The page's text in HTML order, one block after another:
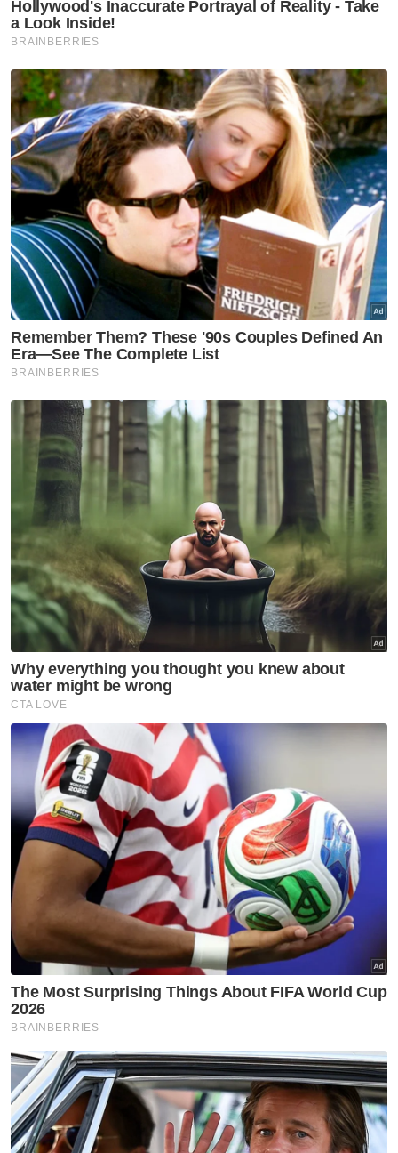
"Muda juga menantikan penjelasan dari rakan
sekutunya Menteri Komunikasi dan Digital,
Fahmi Fadzil yang merupakan jurucakap bagi
Kerajaan Perpaduan," jelasnya.
Menurut Muda, Malaysia mengalami
penurunan dalam hampir semua faktor yang
dinilai termasuk prestasi ekonomi, kecekapan
kerajaan dan kecekapan perniagaan.
Berita Telus & Tulus menerusi E-Mel setiap
hari!
"Satu-satunya pengecualian adalah dalam
bidang infrastruktur, di mana Malaysia
berjaya mengekalkan kedudukan yang
sama," katanya.
Ikuti Channel rasmi Sinar Harian di WhatsApp
supaya anda tidak terlepas berita-berita
terkini daripada kami. Jom!Klik di sini!
Muat turun aplikasi Sinar Harian.Klik di sini!
Muda
Tuntut Penjelasan
PM
Kedudukan Malaysia
IMD